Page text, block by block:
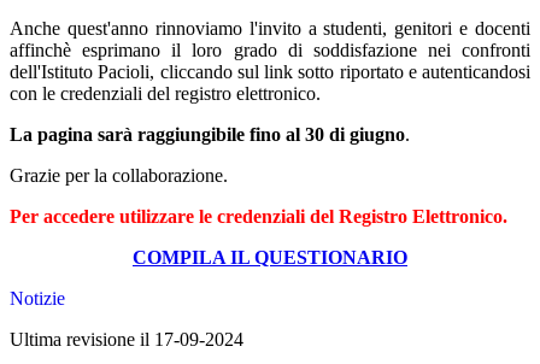
Anche quest'anno rinnoviamo l'invito a studenti, genitori e docenti
affinchè esprimano il loro grado di soddisfazione nei confronti
dell'Istituto Pacioli, cliccando sul link sotto riportato e autenticandosi
con le credenziali del registro elettronico.
La pagina sarà raggiungibile fino al 30 di giugno.
Grazie per la collaborazione.
Per accedere utilizzare le credenziali del Registro Elettronico.
COMPILA IL QUESTIONARIO
Notizie
Ultima revisione il 17-09-2024